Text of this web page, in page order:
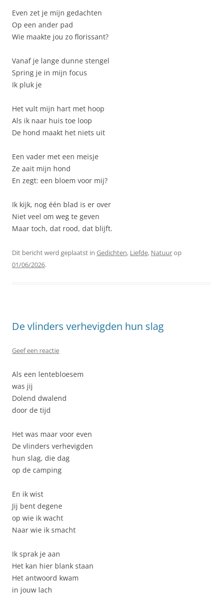
Even zet je mijn gedachten
Op een ander pad
Wie maakte jou zo florissant?
Vanaf je lange dunne stengel
Spring je in mijn focus
Ik pluk je
Het vult mijn hart met hoop
Als ik naar huis toe loop
De hond maakt het niets uit
Een vader met een meisje
Ze aait mijn hond
En zegt: een bloem voor mij?
Ik kijk, nog één blad is er over
Niet veel om weg te geven
Maar toch, dat rood, dat blijft.
Dit bericht werd geplaatst in Gedichten, Liefde, Natuurop
01/06/2026.
De vlinders verhevigden hun slag
Geef een reactie
Als een lentebloesem
was jij
Dolend dwalend
door de tijd
Het was maar voor even
De vlinders verhevigden
hun slag, die dag
op de camping
En ik wist
Jij bent degene
op wie ik wacht
Naar wie ik smacht
Ik sprak je aan
Het kan hier blank staan
Het antwoord kwam
in jouw lach